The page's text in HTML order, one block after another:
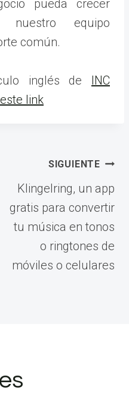
pueda crecer
nuestro equipo
común.
inglés de INC
link
SIGUIENTE
Klingelring, un app
gratis para convertir
tu música en tonos
o ringtones de
móviles o celulares